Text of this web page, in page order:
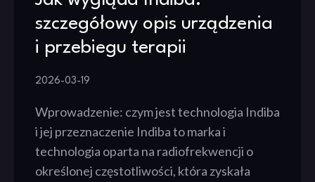
szczegółowy opis urządzenia
i przebiegu terapii
2026-03-19
Wprowadzenie: czym jest technologia Indiba
i jej przeznaczenie Indiba to marka i
technologia oparta na radiofrekwencji o
określonej częstotliwości, która zyskała